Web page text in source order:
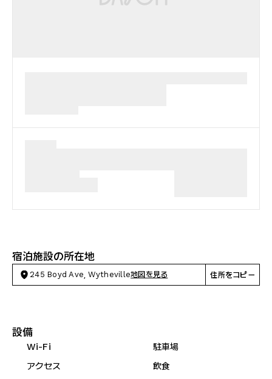
宿泊施設の所在地
245 Boyd Ave, Wytheville地図を見る 住所をコピー
設備
Wi-Fi
駐車場
アクセス
飲食